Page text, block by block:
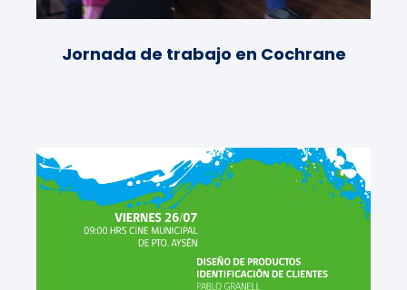
Jornada de trabajo en Cochrane